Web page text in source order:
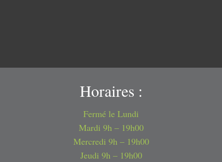
Horaires :
Fermé le Lundi
Mardi 9h – 19h00
Mercredi 9h – 19h00
Jeudi 9h – 19h00